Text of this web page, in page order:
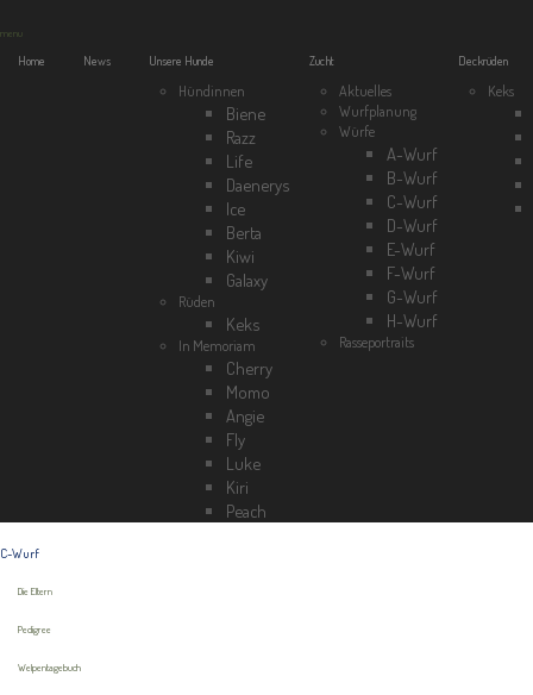
menu
Home News Unsere Hunde
Hündinnen
Biene
Razz
Life
Daenerys
Ice
Berta
Kiwi
Galaxy
Rüden
Keks
In Memoriam
Cherry
Momo
Angie
Fly
Luke
Kiri
Peach
Zucht
Aktuelles
Wurfplanung
Würfe
A-Wurf
B-Wurf
C-Wurf
D-Wurf
E-Wurf
F-Wurf
G-Wurf
H-Wurf
Rasseportraits
Deckrüden
Keks
C-Wurf
Die Eltern
Pedigree
Welpentagebuch